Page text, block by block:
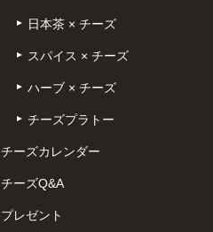
日本茶 × チーズ
スパイス × チーズ
ハーブ × チーズ
チーズプラトー
チーズカレンダー
チーズQ&A
プレゼント